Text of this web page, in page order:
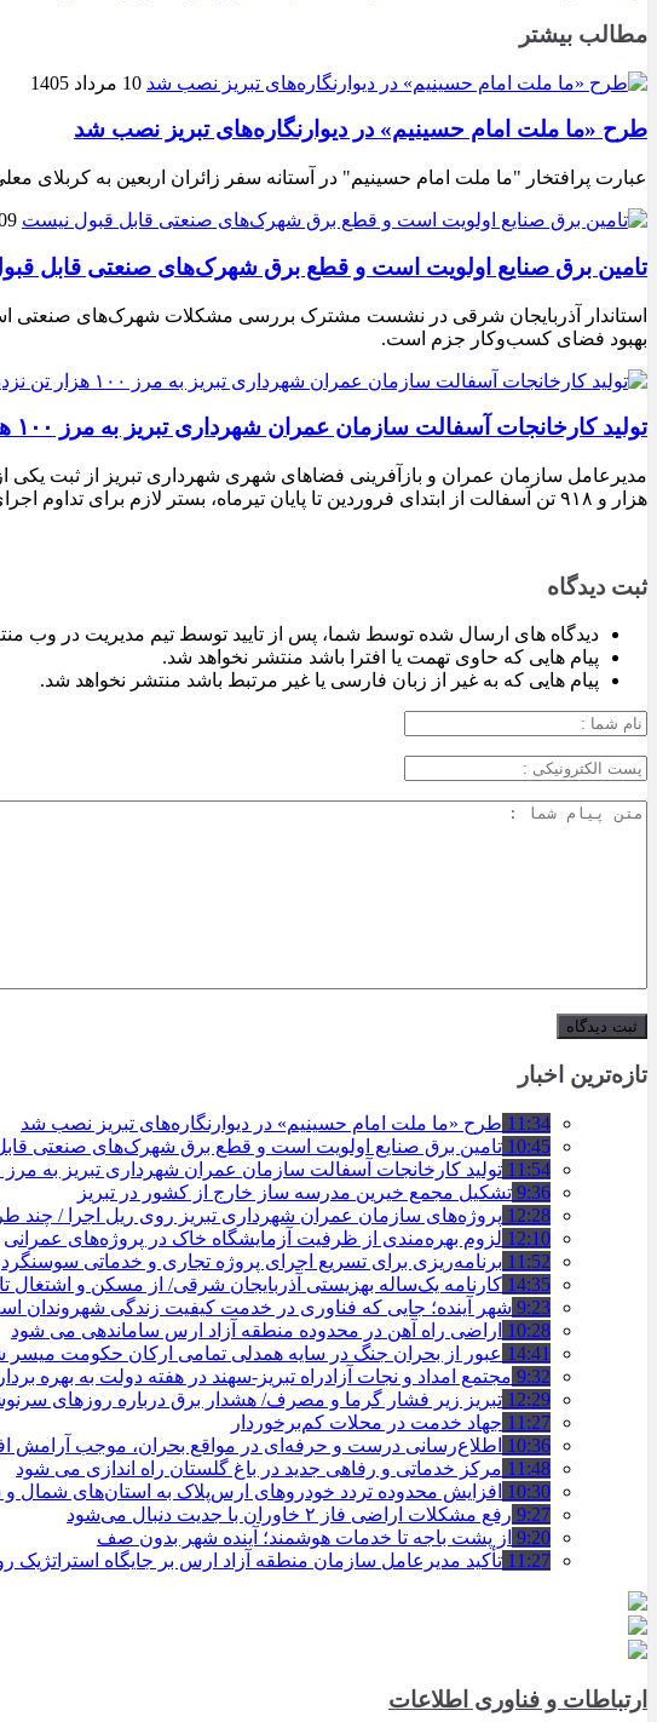
مطالب بیشتر
10 مرداد 1405
طرح «ما ملت امام حسینیم» در دیوارنگاره‌های تبریز نصب شد
عبارت پرافتخار "ما ملت امام حسینیم" در آستانه سفر زائران اربعین به کربلای
09 مرداد
تامین برق صنایع اولویت است و قطع برق شهرک‌های صنعتی قابل
استاندار آذربایجان شرقی در نشست مشترک بررسی مشکلات شهرک‌های صنعتی
بهبود فضای کسب‌وکار جزم است.
تولید کارخانجات آسفالت سازمان عمران شهرداری تبریز به مرز ۱۰۰ هزار تن نزدیک شد
هزار و ۹۱۸ تن آسفالت از ابتدای فروردین تا پایان تیرماه، بستر لازم برای تداوم اجرای پروژه‌های عمرانی، بهسازی معابر و توسعه زیرساخت‌های شهری در سطح تبریز فراهم شده است.
ثبت دیدگاه
دیدگاه های ارسال شده توسط شما، پس از تایید توسط تیم مدیریت در وب
پیام هایی که حاوی تهمت یا افترا باشد منتشر نخواهد شد.
پیام هایی که به غیر از زبان فارسی یا غیر مرتبط باشد منتشر نخواهد شد.
تازه‌ترین اخبار
11:34 طرح «ما ملت امام حسینیم» در دیوارنگاره‌های تبریز نصب شد
10:45 تامین برق صنایع اولویت است و قطع برق شهرک‌های صنعتی
11:54 تولید کارخانجات آسفالت سازمان عمران شهرداری تبریز به مرز ۱۰۰ هزار تن نزدیک شد
9:36 تشکیل مجمع خیرین مدرسه ‌ساز خارج از کشور در تبریز
12:28 پروژه‌های سازمان عمران شهرداری تبریز روی ریل اجرا / چند
12:10 لزوم بهره‌مندی از ظرفیت آزمایشگاه خاک در پروژه‌های عمرانی
11:52 برنامه‌ریزی برای تسریع اجرای پروژه تجاری و خدماتی سوسنگرد
14:35 کارنامه یک‌ساله بهزیستی آذربایجان شرقی/ از مسکن و
9:23 شهر آینده؛ جایی که فناوری در خدمت کیفیت زندگی شهروندان
10:28 اراضی راه آهن در محدوده منطقه آزاد ارس ساماندهی می شود
14:41 عبور از بحران جنگ در سایه همدلی تمامی ارکان حکومت میسر
9:32 مجتمع امداد و نجات آزادراه تبریز-سهند در هفته دولت به بهره
12:29 تبریز زیر فشار گرما و مصرف/ هشدار برق درباره روزهای
11:27 جهاد خدمت در محلات کم‌برخوردار
10:36 اطلاع‌رسانی درست و حرفه‌ای در مواقع بحران، موجب آرامش
11:48 مرکز خدماتی و رفاهی جدید در باغ گلستان راه اندازی می شود
10:30 افزایش محدوده تردد خودروهای ارس‌پلاک به استان‌های شمال
9:27 رفع مشکلات اراضی فاز ۲ خاوران با جدیت دنبال می‌شود
9:20 از پشت باجه تا خدمات هوشمند؛ آینده شهر بدون صف
11:27 تأکید مدیرعامل سازمان منطقه آزاد ارس بر جایگاه استراتژیک
ارتباطات و فناوری اطلاعات